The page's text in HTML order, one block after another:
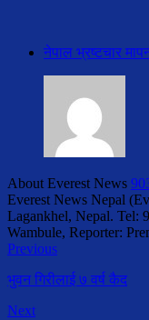
नेपाल भ्रष्टचार
About Everest News
Everest News Nepal
Lagankhel, Nepal. Tel:
Wambule, Reporter:
Previous
भुवन गिरीलाई ७ वर्ष कैद
Next